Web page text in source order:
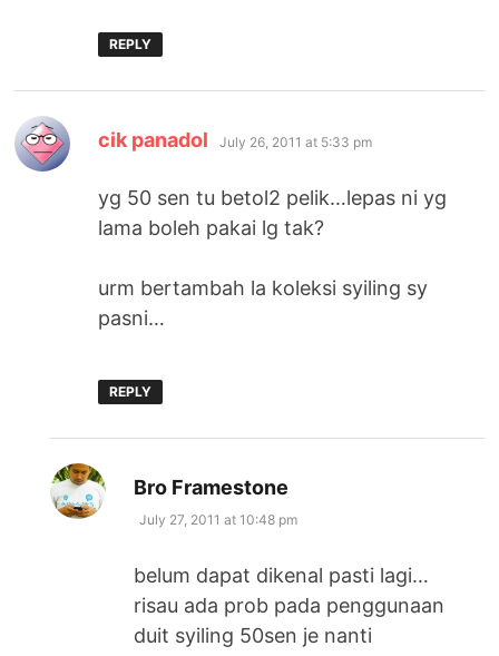
REPLY
cik panadol says:
July 26, 2011 at 5:33 pm
yg 50 sen tu betol2 pelik…lepas ni yg
lama boleh pakai lg tak?
urm bertambah la koleksi syiling sy
pasni…
REPLY
Bro Framestone
July 27, 2011 at 10:48 pm
belum dapat dikenal pasti lagi…
risau ada prob pada penggunaan
duit syiling 50sen je nanti